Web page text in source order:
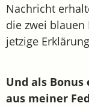
Nachricht
die zwei blauen
jetzige
Und als Bonus
aus meiner